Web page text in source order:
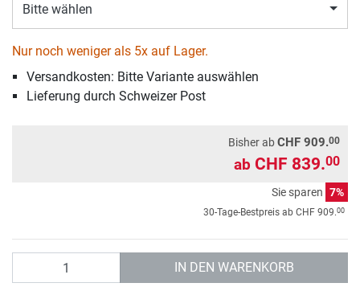
Bitte wählen
Nur noch weniger als 5x auf Lager.
Versandkosten: Bitte Variante auswählen
Lieferung durch Schweizer Post
Bisher abCHF 909.00
ab CHF 839.00
Sie sparen 7%
30-Tage-Bestpreis ab CHF 909.00
IN DEN WARENKORB